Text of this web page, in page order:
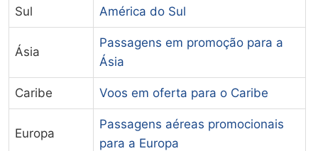
Sul
América do Sul
Ásia
Passagens em promoção para a
Ásia
Caribe Voos em oferta para o Caribe
Europa
Passagens aéreas promocionais
para a Europa